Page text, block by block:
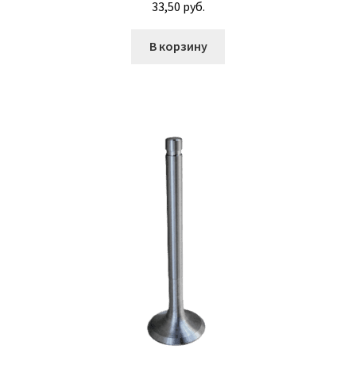
Болт шестигранный DIN 933
Болт шестигранный ГОСТ 7798-70
33,50 руб.
В корзину